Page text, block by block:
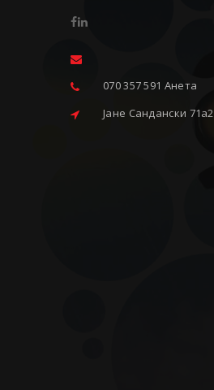
070 357 591 Анета
Јане Сандански